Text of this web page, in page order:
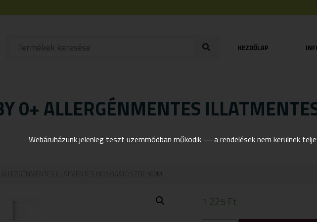
KEZDŐLAP
0+ ALLERGÉNMENTES
1 225 Ft
Webáruházunk jelenleg teszt üzemmódban működik — a rendelések nem kerülnek